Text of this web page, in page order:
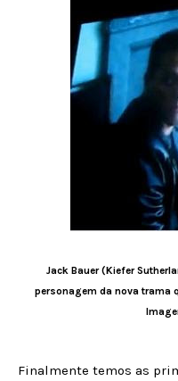
Jack Bauer (Kiefer
personagem da nova trama
Finalmente temos as